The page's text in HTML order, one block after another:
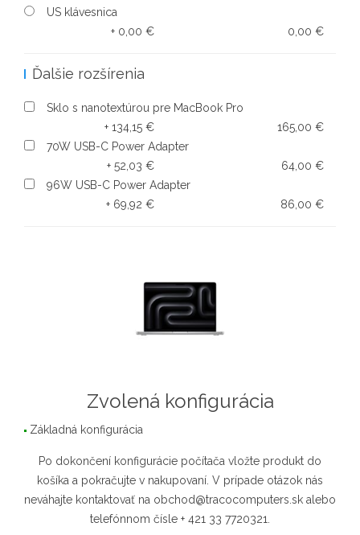
US klávesnica
+ 0,00 €
0,00 €
Ďalšie rozšírenia
Sklo s nanotextúrou pre MacBook Pro
+ 134,15 €
165,00 €
70W USB-C Power Adapter
+ 52,03 €
64,00 €
96W USB-C Power Adapter
+ 69,92 €
86,00 €
Zvolená konfigurácia
Základná konfigurácia
Po dokončení konfigurácie počítača vložte produkt do
košíka a pokračujte v nakupovaní. V prípade otázok nás
neváhajte kontaktovať na obchod@tracocomputers.sk alebo
telefónnom čísle + 421 33 7720321.